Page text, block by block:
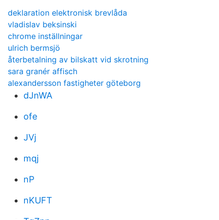
deklaration elektronisk brevlåda
vladislav beksinski
chrome inställningar
ulrich bermsjö
återbetalning av bilskatt vid skrotning
sara granér affisch
alexandersson fastigheter göteborg
dJnWA
ofe
JVj
mqj
nP
nKUFT